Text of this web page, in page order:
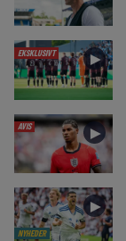
EKSKLUSIVT ►
AVIS ►
NYHEDER
►